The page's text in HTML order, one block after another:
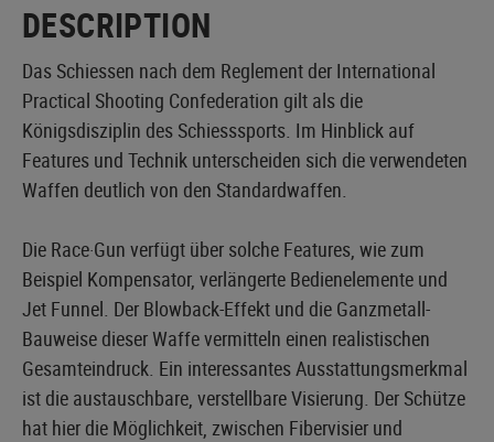
DESCRIPTION
Das Schiessen nach dem Reglement der International
Practical Shooting Confederation gilt als die
Königsdisziplin des Schiesssports. Im Hinblick auf
Features und Technik unterscheiden sich die verwendeten
Waffen deutlich von den Standardwaffen.
Die Race·Gun verfügt über solche Features, wie zum
Beispiel Kompensator, verlängerte Bedienelemente und
Jet Funnel. Der Blowback-Effekt und die Ganzmetall-
Bauweise dieser Waffe vermitteln einen realistischen
Gesamteindruck. Ein interessantes Ausstattungsmerkmal
ist die austauschbare, verstellbare Visierung. Der Schütze
hat hier die Möglichkeit, zwischen Fibervisier und